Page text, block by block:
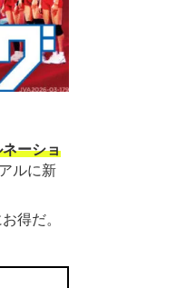
ーショ
ルに新
得だ。